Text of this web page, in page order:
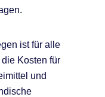
ist für alle
Kosten für
und